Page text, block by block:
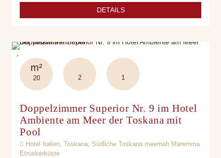
DETAILS
m²
20 2 1
Doppelzimmer Superior Nr. 9 im Hotel
Ambiente am Meer der Toskana mit
Pool
Hotel Italien, Toskana, Südliche Toskana meernah Maremma
Etruskerküste